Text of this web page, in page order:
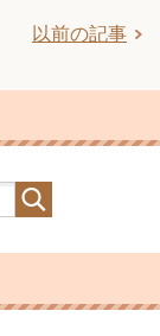
以前の記事